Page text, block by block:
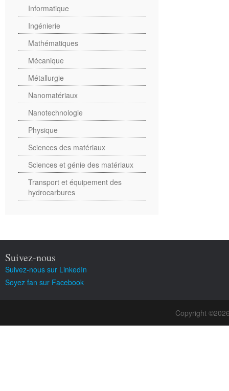
Informatique
Ingénierie
Mathématiques
Mécanique
Métallurgie
Nanomatériaux
Nanotechnologie
Physique
Sciences des matériaux
Sciences et génie des matériaux
Transport et équipement des
hydrocarbures
Suivez-nous
Suivez-nous sur LinkedIn
Soyez fan sur Facebook
Copyright